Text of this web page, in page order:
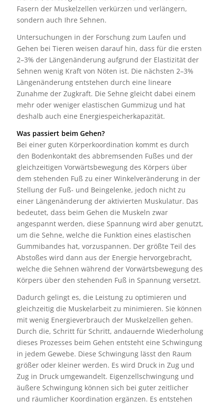
Fasern der Muskelzellen verkürzen und verlängern,
sondern auch Ihre Sehnen.
Untersuchungen in der Forschung zum Laufen und
Gehen bei Tieren weisen darauf hin, dass für die ersten
2–3% der Längenänderung aufgrund der Elastizität der
Sehnen wenig Kraft von Nöten ist. Die nächsten 2–3%
Längenänderung entstehen durch eine lineare
Zunahme der Zugkraft. Die Sehne gleicht dabei einem
mehr oder weniger elastischen Gummizug und hat
deshalb auch eine Energiespeicherkapazität.
Was passiert beim Gehen?
Bei einer guten Körperkoordination kommt es durch
den Bodenkontakt des abbremsenden Fußes und der
gleichzeitigen Vorwärtsbewegung des Körpers über
dem stehenden Fuß zu einer Winkelveränderung in der
Stellung der Fuß- und Beingelenke, jedoch nicht zu
einer Längenänderung der aktivierten Muskulatur. Das
bedeutet, dass beim Gehen die Muskeln zwar
angespannt werden, diese Spannung wird aber genutzt,
um die Sehne, welche die Funktion eines elastischen
Gummibandes hat, vorzuspannen. Der größte Teil des
Abstoßes wird dann aus der Energie hervorgebracht,
welche die Sehnen während der Vorwärtsbewegung des
Körpers über den stehenden Fuß in Spannung versetzt.
Dadurch gelingt es, die Leistung zu optimieren und
gleichzeitig die Muskelarbeit zu minimieren. Sie können
mit wenig Energieverbrauch der Muskelzellen gehen.
Durch die, Schritt für Schritt, andauernde Wiederholung
dieses Prozesses beim Gehen entsteht eine Schwingung
in jedem Gewebe. Diese Schwingung lässt den Raum
größer oder kleiner werden. Es wird Druck in Zug und
Zug in Druck umgewandelt. Eigenzellschwingung und
äußere Schwingung können sich bei guter zeitlicher
und räumlicher Koordination ergänzen. Es entstehen